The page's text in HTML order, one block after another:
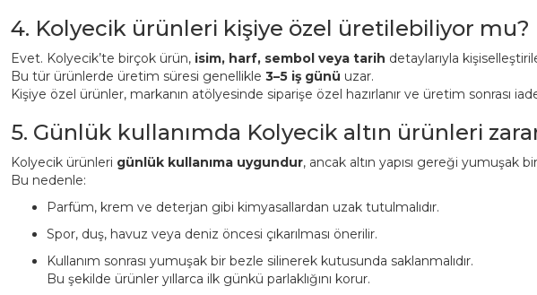
4. Kolyecik ürünleri kişiye özel üretilebiliyor mu?
Evet. Kolyecik’te birçok ürün, isim, harf, sembol veya tarih detaylarıyla
Bu tür ürünlerde üretim süresi genellikle 3–5 iş günü uzar.
Kişiye özel ürünler, markanın atölyesinde siparişe özel hazırlanır ve üretim sonrası
5. Günlük kullanımda Kolyecik altın ürünleri
Kolyecik ürünleri günlük kullanıma uygundur, ancak altın yapısı gereği yumuşak
Bu nedenle:
Parfüm, krem ve deterjan gibi kimyasallardan uzak tutulmalıdır.
Spor, duş, havuz veya deniz öncesi çıkarılması önerilir.
Kullanım sonrası yumuşak bir bezle silinerek kutusunda saklanmalıdır.
Bu şekilde ürünler yıllarca ilk günkü parlaklığını korur.